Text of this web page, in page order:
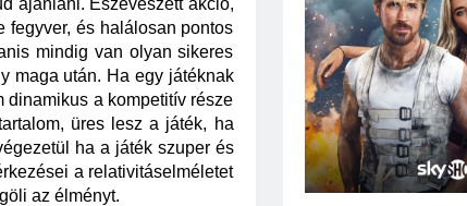
ajánlani. Eszeveszett akció,
fegyver, és halálosan pontos
mindig van olyan sikeres
maga után. Ha egy játéknak
dinamikus a kompetitív része
üres lesz a játék, ha
ha a játék szuper és
a relativitáselméletet
az élményt.